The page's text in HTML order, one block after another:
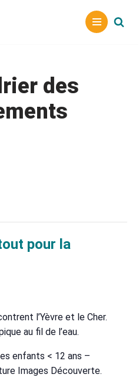
des
pour la
l’Yèvre et le Cher.
au fil de l’eau.
enfants < 12 ans –
Images Découverte.